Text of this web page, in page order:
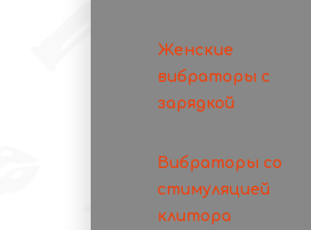
Женские
вибраторы с
зарядкой
Вибраторы со
стимуляцией
клитора